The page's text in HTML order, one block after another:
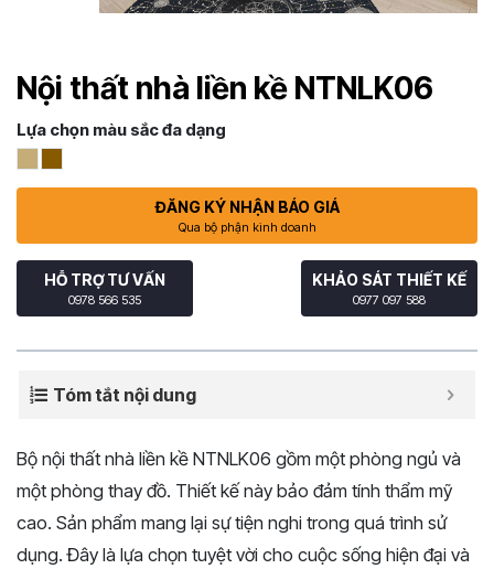
Nội thất nhà liền kề NTNLK06
Lựa chọn màu sắc đa dạng
ĐĂNG KÝ NHẬN BÁO GIÁ
Qua bộ phận kinh doanh
HỖ TRỢ TƯ VẤN
0978 566 535
KHẢO SÁT THIẾT KẾ
0977 097 588
Tóm tắt nội dung
Bộ nội thất nhà liền kề NTNLK06 gồm một phòng ngủ và
một phòng thay đồ. Thiết kế này bảo đảm tính thẩm mỹ
cao. Sản phẩm mang lại sự tiện nghi trong quá trình sử
dụng. Đây là lựa chọn tuyệt vời cho cuộc sống hiện đại và